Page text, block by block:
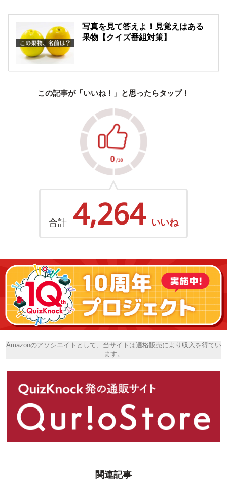
写真を見て答えよ！見覚えはある
果物【クイズ番組対策】
この記事が「いいね！」と思ったらタップ！
合計 4,264 いいね
Amazonのアソシエイトとして、当サイトは適格販売により収入を得てい
ます。
関連記事